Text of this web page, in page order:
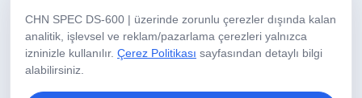
Haftaiçi 08:00-17:30
09:00-13:30
CHN SPEC DS-600 | üzerinde zorunlu çerezler dışında kalan
analitik, işlevsel ve reklam/pazarlama çerezleri yalnızca
izninizle kullanılır. Çerez Politikası sayfasından detaylı bilgi
alabilirsiniz.